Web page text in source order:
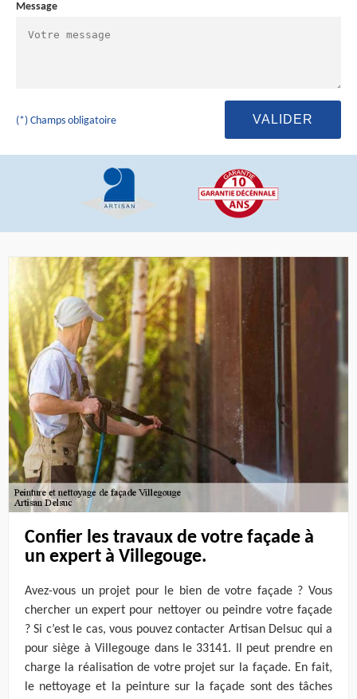
Message
(*) Champs obligatoire
Confier les travaux de votre façade à
un expert à Villegouge.
Avez-vous un projet pour le bien de votre façade ? Vous
chercher un expert pour nettoyer ou peindre votre façade
? Si c’est le cas, vous pouvez contacter Artisan Delsuc qui a
pour siège à Villegouge dans le 33141. Il peut prendre en
charge la réalisation de votre projet sur la façade. En fait,
le nettoyage et la peinture sur la façade sont des tâches